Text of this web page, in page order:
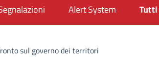
Alert System
sul governo dei territori